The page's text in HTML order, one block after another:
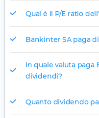
Qual è il P/E ratio
Bankinter SA paga
In quale valuta paga
dividendi?
Quanto dividendo